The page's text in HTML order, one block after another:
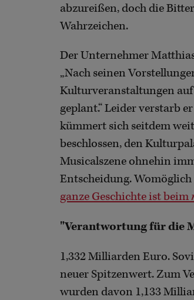
abzureißen, doch die
Wahrzeichen.
Der Unternehmer
„Nach seinen
Kulturveranstaltungen auf
geplant.“ Leider verstarb
kümmert sich seitdem
beschlossen, den
Musicalszene ohnehin
Entscheidung.
ganze Geschichte ist beim
"Verantwortung für die
1,332 Milliarden Euro.
neuer Spitzenwert. Zum
wurden davon 1,133